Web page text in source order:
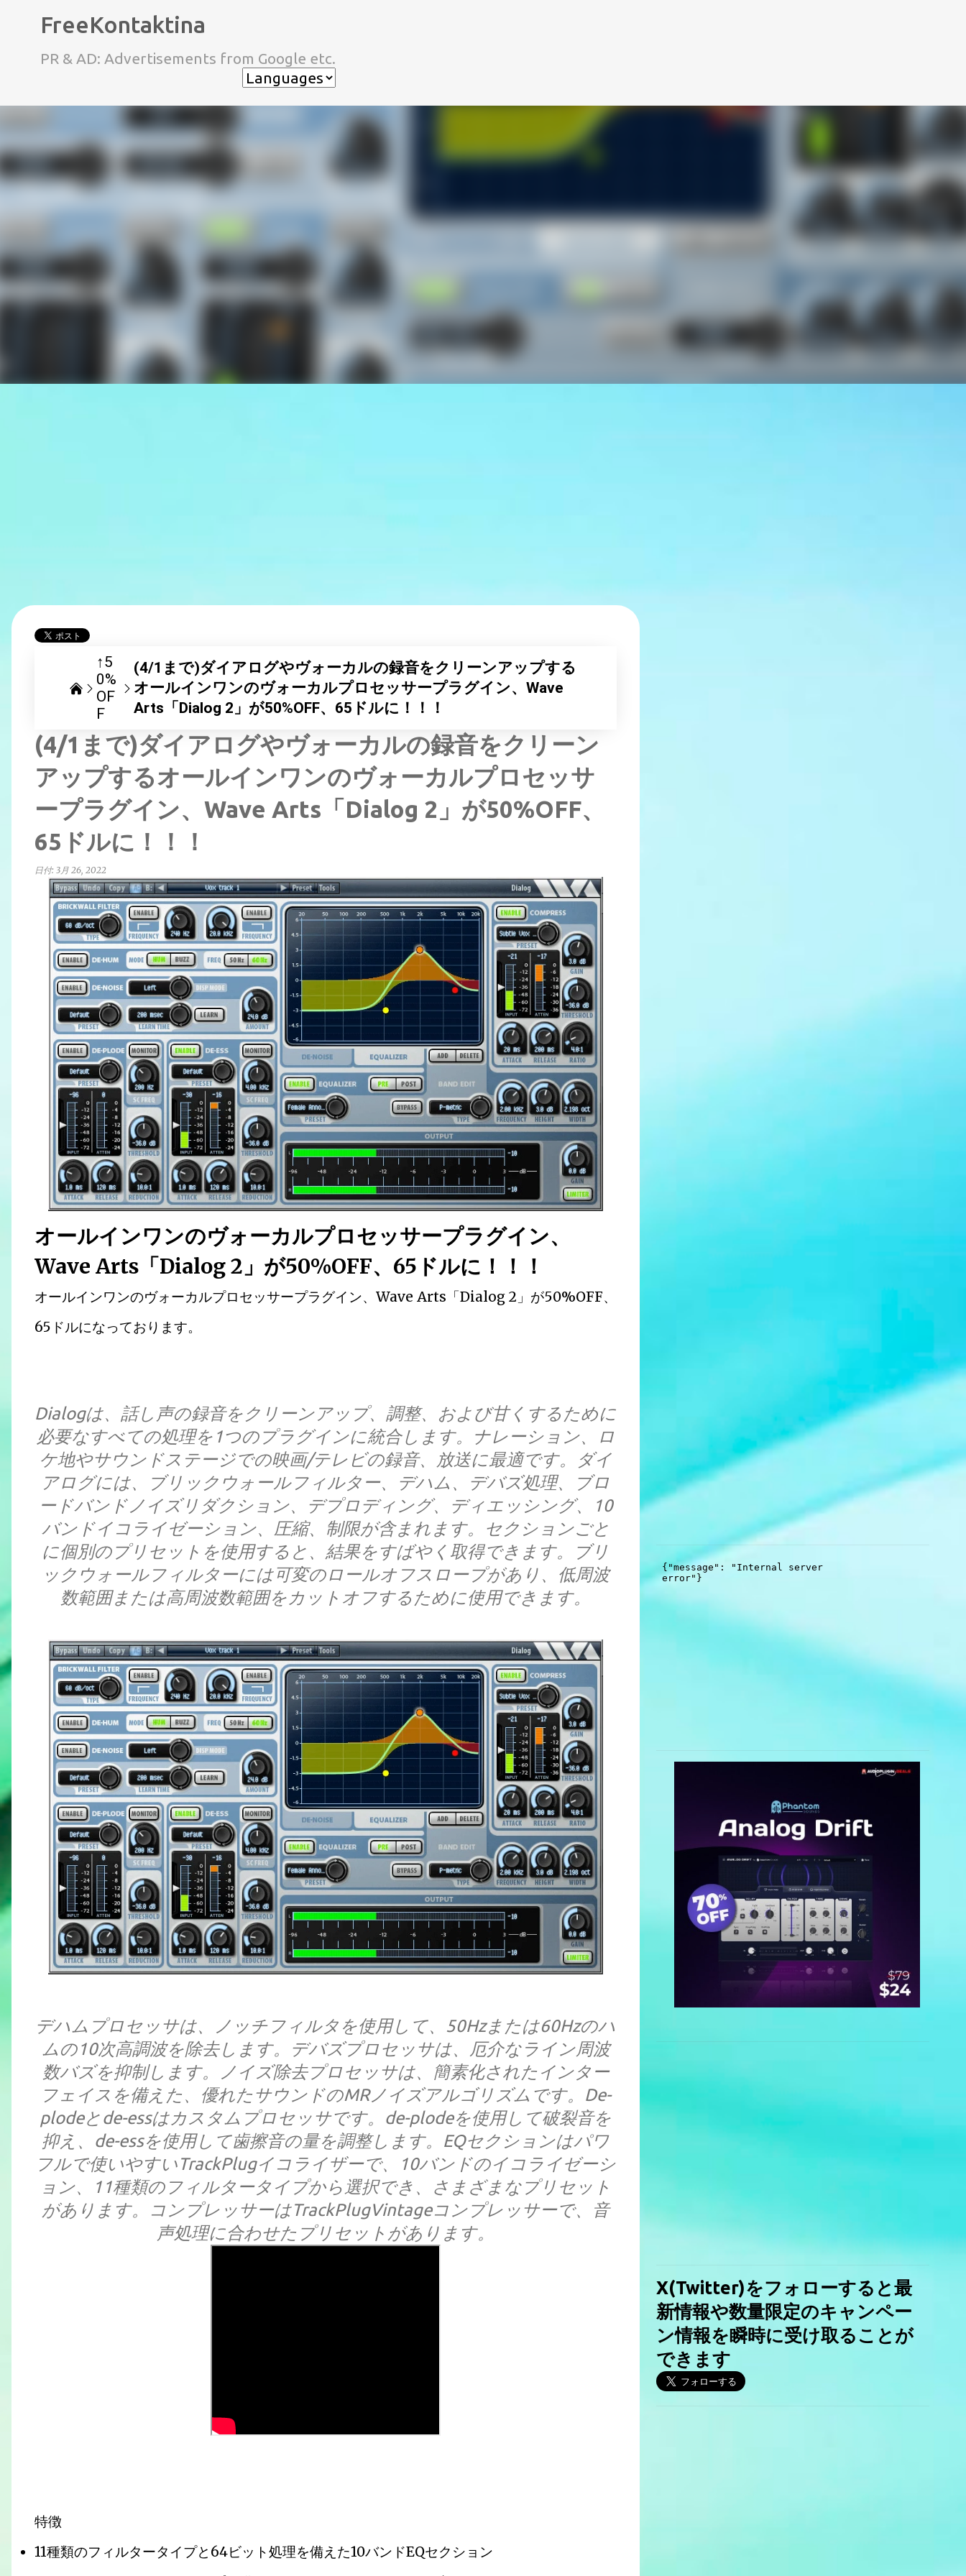
FreeKontaktina
PR & AD: Advertisements from Google etc.
↑5
0%
OF
F
(4/1まで)ダイアログやヴォーカルの録音をクリーンアップする
オールインワンのヴォーカルプロセッサープラグイン、Wave
Arts「Dialog 2」が50%OFF、65ドルに！！！
(4/1まで)ダイアログやヴォーカルの録音をクリーン
アップするオールインワンのヴォーカルプロセッサ
ープラグイン、Wave Arts「Dialog 2」が50%OFF、
65ドルに！！！
日付: 3月 26, 2022
オールインワンのヴォーカルプロセッサープラグイン、
Wave Arts「Dialog 2」が50%OFF、65ドルに！！！
オールインワンのヴォーカルプロセッサープラグイン、Wave Arts「Dialog 2」が50%OFF、
65ドルになっております。
Dialogは、話し声の録音をクリーンアップ、調整、および甘くするために
必要なすべての処理を1つのプラグインに統合します。ナレーション、ロ
ケ地やサウンドステージでの映画/テレビの録音、放送に最適です。ダイ
アログには、ブリックウォールフィルター、デハム、デバズ処理、ブロ
ードバンドノイズリダクション、デプロディング、ディエッシング、10
バンドイコライゼーション、圧縮、制限が含まれます。セクションごと
に個別のプリセットを使用すると、結果をすばやく取得できます。ブリ
ックウォールフィルターには可変のロールオフスロープがあり、低周波
数範囲または高周波数範囲をカットオフするために使用できます。
デハムプロセッサは、ノッチフィルタを使用して、50Hzまたは60Hzのハ
ムの10次高調波を除去します。デバズプロセッサは、厄介なライン周波
数バズを抑制します。ノイズ除去プロセッサは、簡素化されたインター
フェイスを備えた、優れたサウンドのMRノイズアルゴリズムです。De-
plodeとde-essはカスタムプロセッサです。de-plodeを使用して破裂音を
抑え、de-essを使用して歯擦音の量を調整します。EQセクションはパワ
フルで使いやすいTrackPlugイコライザーで、10バンドのイコライゼーシ
ョン、11種類のフィルタータイプから選択でき、さまざまなプリセット
があります。コンプレッサーはTrackPlugVintageコンプレッサーで、音
声処理に合わせたプリセットがあります。
特徴
11種類のフィルタータイプと64ビット処理を備えた10バンドEQセクション
X(Twitter)をフォローすると最
新情報や数量限定のキャンペー
ン情報を瞬時に受け取ることが
できます